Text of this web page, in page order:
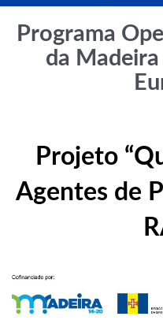
Programa
da Madeira
Projeto
Agentes de